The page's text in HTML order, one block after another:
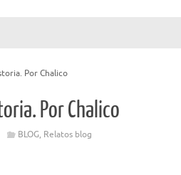
Por Chalico
Por Chalico
BLOG, Relatos blog